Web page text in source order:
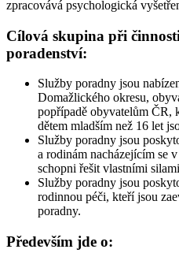
zpracovává psychologická
Cílová skupina při
poradenství:
Služby poradny jsou
Domažlického okresu,
popřípadě obyvatelům ČR,
dětem mladším než 16 let
Služby poradny jsou
a rodinám nacházejícím se
schopni řešit vlastními
Služby poradny jsou
rodinnou péči, kteří jsou
poradny.
Především jde o: